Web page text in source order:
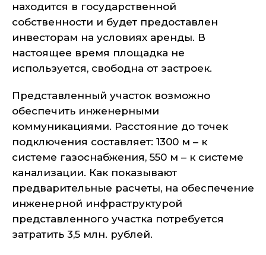
находится в государственной
собственности и будет предоставлен
инвесторам на условиях аренды. В
настоящее время площадка не
используется, свободна от застроек.
Представленный участок возможно
обеспечить инженерными
коммуникациями. Расстояние до точек
подключения составляет: 1300 м – к
системе газоснабжения, 550 м – к системе
канализации. Как показывают
предварительные расчеты, на обеспечение
инженерной инфраструктурой
представленного участка потребуется
затратить 3,5 млн. рублей.